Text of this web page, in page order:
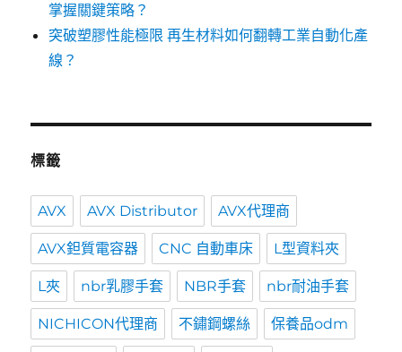
掌握關鍵策略？
突破塑膠性能極限 再生材料如何翻轉工業自動化產
線？
標籤
AVX AVX Distributor AVX代理商
AVX鉭質電容器 CNC 自動車床 L型資料夾
L夾 nbr乳膠手套 NBR手套 nbr耐油手套
NICHICON代理商 不鏽鋼螺絲 保養品odm